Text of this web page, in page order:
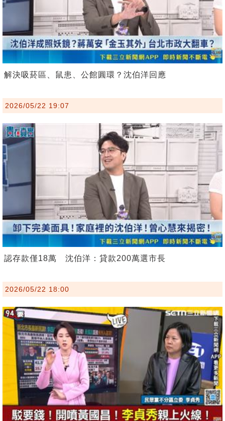
解決吸菸區、鼠患、公館圓環？沈伯洋回應
2026/05/22 19:07
認存款僅18萬 沈伯洋：貸款200萬選市長
2026/05/22 18:00